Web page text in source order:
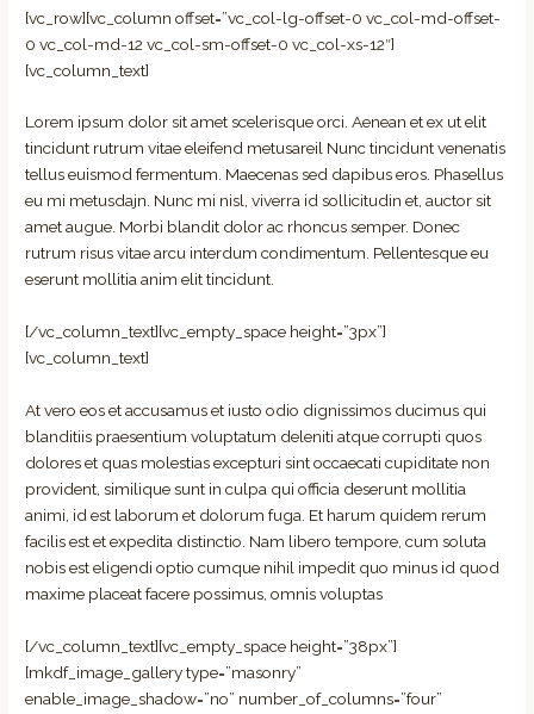
[vc_row][vc_column offset=”vc_col-lg-offset-0 vc_col-md-offset-
0 vc_col-md-12 vc_col-sm-offset-0 vc_col-xs-12″]
[vc_column_text]
Lorem ipsum dolor sit amet scelerisque orci. Aenean et ex ut elit
tincidunt rutrum vitae eleifend metusareil Nunc tincidunt venenatis
tellus euismod fermentum. Maecenas sed dapibus eros. Phasellus
eu mi metusdajn. Nunc mi nisl, viverra id sollicitudin et, auctor sit
amet augue. Morbi blandit dolor ac rhoncus semper. Donec
rutrum risus vitae arcu interdum condimentum. Pellentesque eu
eserunt mollitia anim elit tincidunt.
[/vc_column_text][vc_empty_space height=”3px”]
[vc_column_text]
At vero eos et accusamus et iusto odio dignissimos ducimus qui
blanditiis praesentium voluptatum deleniti atque corrupti quos
dolores et quas molestias excepturi sint occaecati cupiditate non
provident, similique sunt in culpa qui officia deserunt mollitia
animi, id est laborum et dolorum fuga. Et harum quidem rerum
facilis est et expedita distinctio. Nam libero tempore, cum soluta
nobis est eligendi optio cumque nihil impedit quo minus id quod
maxime placeat facere possimus, omnis voluptas
[/vc_column_text][vc_empty_space height=”38px”]
[mkdf_image_gallery type=”masonry”
enable_image_shadow=”no” number_of_columns=”four”